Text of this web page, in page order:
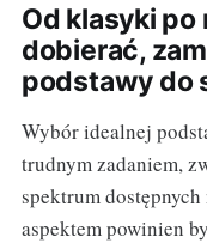
Od klasyki
dobierać,
podstawy do
Wybór idealnej
trudnym zadaniem,
spektrum
aspektem powinien